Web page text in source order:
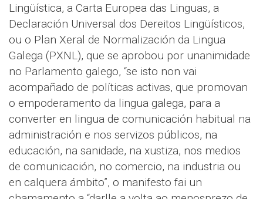
Lingüística, a Carta Europea das Linguas, a
Declaración Universal dos Dereitos Lingüísticos,
ou o Plan Xeral de Normalización da Lingua
Galega (PXNL), que se aprobou por unanimidade
no Parlamento galego, “se isto non vai
acompañado de políticas activas, que promovan
o empoderamento da lingua galega, para a
converter en lingua de comunicación habitual na
administración e nos servizos públicos, na
educación, na sanidade, na xustiza, nos medios
de comunicación, no comercio, na industria ou
en calquera ámbito”, o manifesto fai un